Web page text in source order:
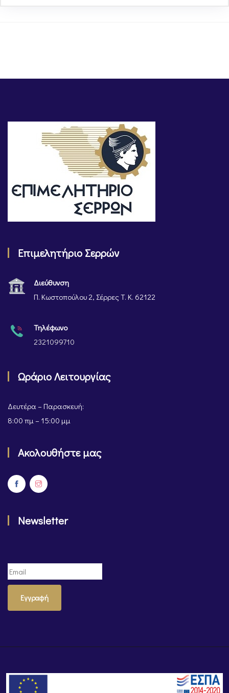
Επιμελητήριο Σερρών
Διεύθυνση
Π. Κωστοπούλου 2, Σέρρες Τ. Κ. 62122
Τηλέφωνο
2321099710
Ωράριο Λειτουργίας
Δευτέρα – Παρασκευή:
8:00 πμ – 15:00 μμ
Ακολουθήστε μας
Newsletter
Εγγραφή